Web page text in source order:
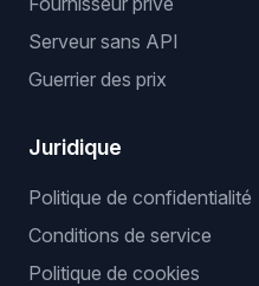
Serveur sans API
Guerrier des prix
Juridique
Politique de confidentialité
Conditions de service
Politique de cookies